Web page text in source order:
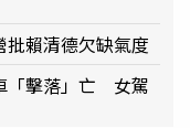
賴清德欠缺氣度
「擊落」亡 女駕